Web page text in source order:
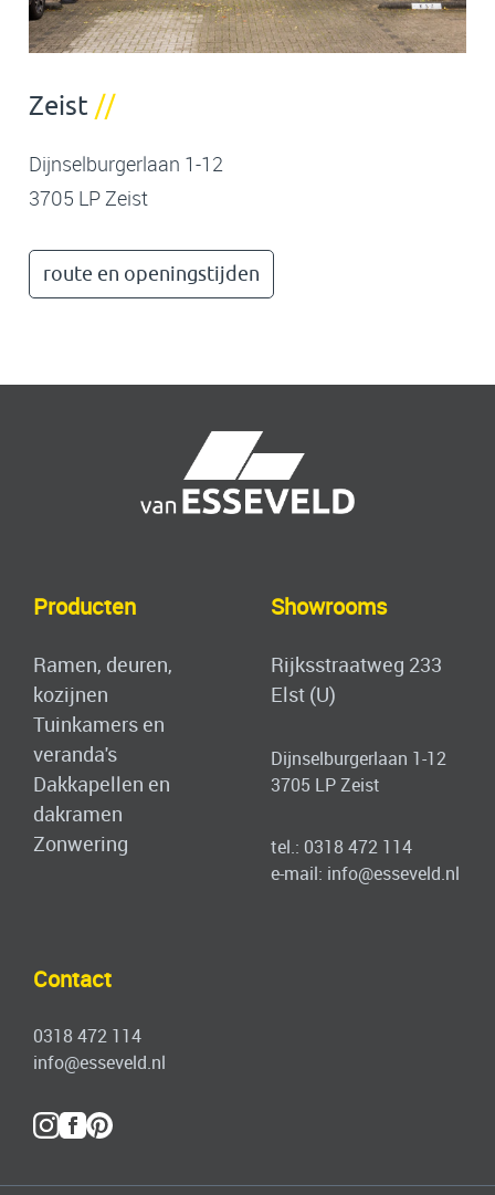
Zeist //
Dijnselburgerlaan 1-12
3705 LP Zeist
route en openingstijden
Producten
Ramen, deuren,
kozijnen
Tuinkamers en
veranda's
Dakkapellen en
dakramen
Zonwering
Showrooms
Rijksstraatweg 233
Elst (U)
Dijnselburgerlaan 1-12
3705 LP Zeist
tel.: 0318 472 114
e-mail: info@esseveld.nl
Contact
0318 472 114
info@esseveld.nl